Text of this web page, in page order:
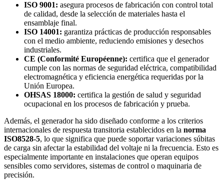
ISO 9001: asegura procesos de fabricación con control total
de calidad, desde la selección de materiales hasta el
ensamblaje final.
ISO 14001: garantiza prácticas de producción responsables
con el medio ambiente, reduciendo emisiones y desechos
industriales.
CE (Conformité Européenne): certifica que el generador
cumple con las normas de seguridad eléctrica, compatibilidad
electromagnética y eficiencia energética requeridas por la
Unión Europea.
OHSAS 18000: certifica la gestión de salud y seguridad
ocupacional en los procesos de fabricación y prueba.
Además, el generador ha sido diseñado conforme a los criterios
internacionales de respuesta transitoria establecidos en la norma
ISO8528-5, lo que significa que puede soportar variaciones súbitas
de carga sin afectar la estabilidad del voltaje ni la frecuencia. Esto es
especialmente importante en instalaciones que operan equipos
sensibles como servidores, sistemas de control o maquinaria de
precisión.